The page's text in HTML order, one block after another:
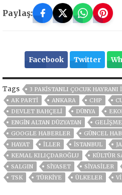
Paylaş:
Facebook Twitter
Tags 3 PAKISTANLI ÇOCUK HAYRANI
AK PARTİ
ANKARA CHP
DEVLET BAHÇELİ
DÜNYA
ENGIN ALTAN DÜZYATAN
GOOGLE HABERLER
GÜNCEL
HAYAT
İLLER ISTANBUL
KEMAL KILIÇDAROĞLU
KÜLTÜR
SALGIN
SİYASET SİYASİLER
TSK
TÜRKİYE ÜLKELER